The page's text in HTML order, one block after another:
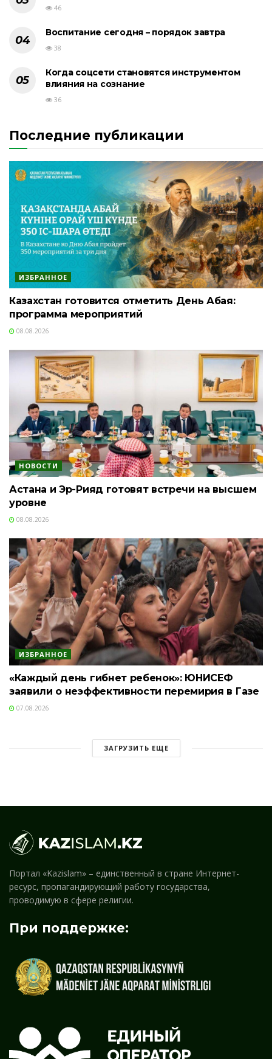
46
Воспитание сегодня – порядок завтра
38
Когда соцсети становятся инструментом
влияния на сознание
36
Последние публикации
ИЗБРАННОЕ
Казахстан готовится отметить День Абая:
программа мероприятий
08.08.2026
НОВОСТИ
Астана и Эр-Рияд готовят встречи на высшем
уровне
08.08.2026
ИЗБРАННОЕ
«Каждый день гибнет ребенок»: ЮНИСЕФ
заявили о неэффективности перемирия в Газе
07.08.2026
ЗАГРУЗИТЬ ЕЩЕ
Портал «Kazislam» – единственный в стране Интернет-
ресурс, пропагандирующий работу государства,
проводимую в сфере религии.
При поддержке: